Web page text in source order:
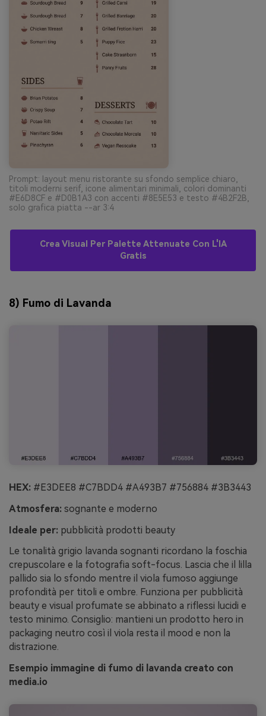
Prompt: layout menu ristorante su sfondo semplice chiaro,
titoli moderni serif, icone alimentari minimali, colori dominanti
#E6D8CF e #D0B1A3 con accenti #8E5E53 e testo #4B2F2B,
solo grafica piatta --ar 3:4
Crea Visual Per Palette Attenuate Con L'IA
Gratis
8) Fumo di Lavanda
HEX: #E3DEE8 #C7BDD4 #A493B7 #756884 #3B3443
Atmosfera: sognante e moderno
Ideale per: pubblicità prodotti beauty
Le tonalità grigio lavanda sognanti ricordano la foschia
crepuscolare e la fotografia soft-focus. Lascia che il lilla
pallido sia lo sfondo mentre il viola fumoso aggiunge
profondità per titoli e ombre. Funziona per pubblicità
beauty e visual profumate se abbinato a riflessi lucidi e
testo minimo. Consiglio: mantieni un prodotto hero in
packaging neutro così il viola resta il mood e non la
distrazione.
Esempio immagine di fumo di lavanda creato con
media.io